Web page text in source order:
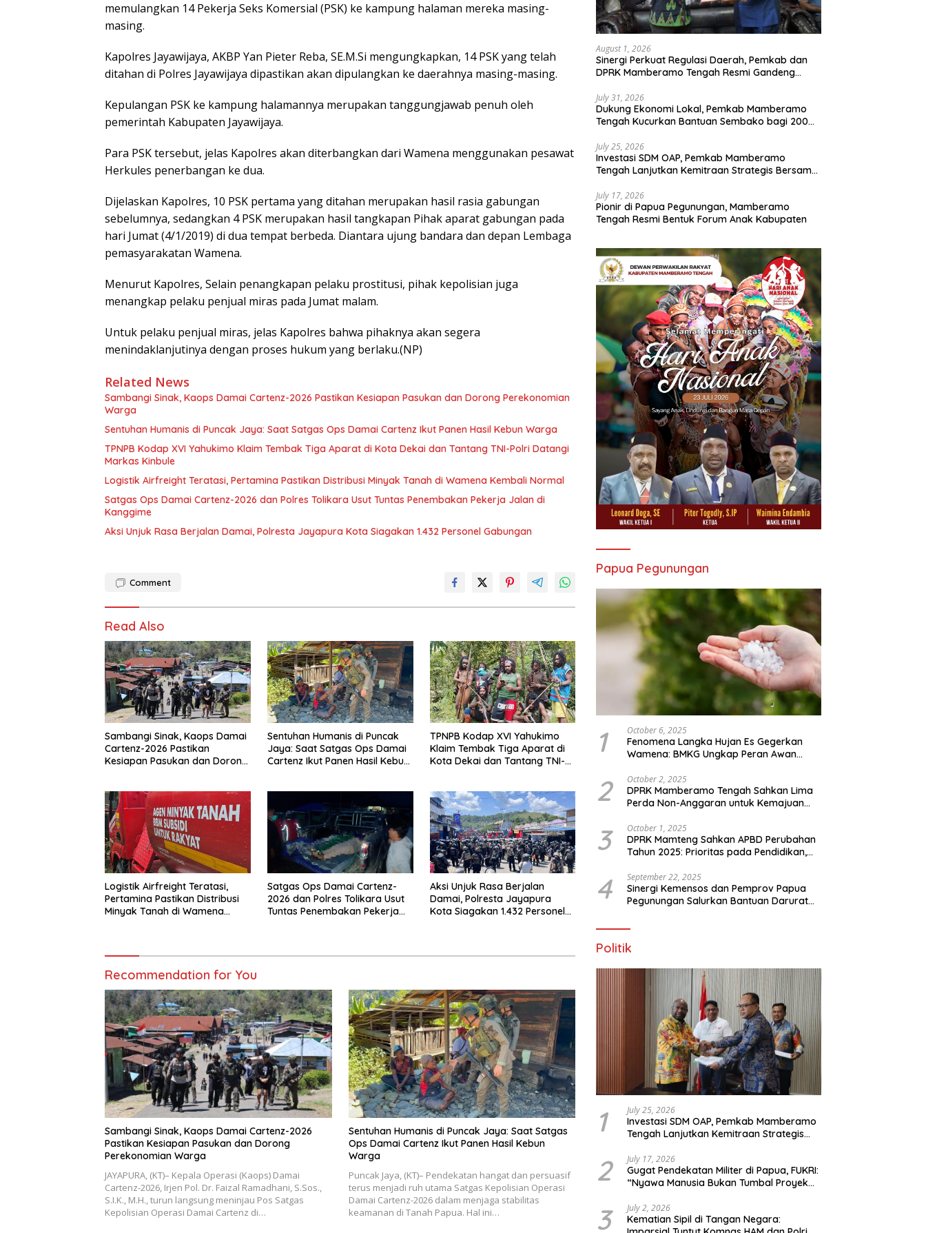
memulangkan 14 Pekerja Seks Komersial (PSK) ke kampung halaman mereka masing-
masing.
Kapolres Jayawijaya, AKBP Yan Pieter Reba, SE.M.Si mengungkapkan, 14 PSK yang telah
ditahan di Polres Jayawijaya dipastikan akan dipulangkan ke daerahnya masing-masing.
Kepulangan PSK ke kampung halamannya merupakan tanggungjawab penuh oleh
pemerintah Kabupaten Jayawijaya.
Para PSK tersebut, jelas Kapolres akan diterbangkan dari Wamena menggunakan pesawat
Herkules penerbangan ke dua.
Dijelaskan Kapolres, 10 PSK pertama yang ditahan merupakan hasil rasia gabungan
sebelumnya, sedangkan 4 PSK merupakan hasil tangkapan Pihak aparat gabungan pada
hari Jumat (4/1/2019) di dua tempat berbeda. Diantara ujung bandara dan depan Lembaga
pemasyarakatan Wamena.
Menurut Kapolres, Selain penangkapan pelaku prostitusi, pihak kepolisian juga
menangkap pelaku penjual miras pada Jumat malam.
Untuk pelaku penjual miras, jelas Kapolres bahwa pihaknya akan segera
menindaklanjutinya dengan proses hukum yang berlaku.(NP)
Related News
Sambangi Sinak, Kaops Damai Cartenz-2026 Pastikan Kesiapan Pasukan dan Dorong Perekonomian
Warga
Sentuhan Humanis di Puncak Jaya: Saat Satgas Ops Damai Cartenz Ikut Panen Hasil Kebun Warga
TPNPB Kodap XVI Yahukimo Klaim Tembak Tiga Aparat di Kota Dekai dan Tantang TNI-Polri Datangi
Markas Kinbule
Logistik Airfreight Teratasi, Pertamina Pastikan Distribusi Minyak Tanah di Wamena Kembali Normal
Satgas Ops Damai Cartenz-2026 dan Polres Tolikara Usut Tuntas Penembakan Pekerja Jalan di
Kanggime
Aksi Unjuk Rasa Berjalan Damai, Polresta Jayapura Kota Siagakan 1.432 Personel Gabungan
Comment
Read Also
Sambangi Sinak, Kaops Damai
Cartenz-2026 Pastikan
Kesiapan Pasukan dan Dorong
Sentuhan Humanis di Puncak
Jaya: Saat Satgas Ops Damai
Cartenz Ikut Panen Hasil Kebun
TPNPB Kodap XVI Yahukimo
Klaim Tembak Tiga Aparat di
Kota Dekai dan Tantang TNI-
Logistik Airfreight Teratasi,
Pertamina Pastikan Distribusi
Minyak Tanah di Wamena
Satgas Ops Damai Cartenz-
2026 dan Polres Tolikara Usut
Tuntas Penembakan Pekerja
Aksi Unjuk Rasa Berjalan
Damai, Polresta Jayapura
Kota Siagakan 1.432 Personel
Recommendation for You
Sambangi Sinak, Kaops Damai Cartenz-2026
Pastikan Kesiapan Pasukan dan Dorong
Perekonomian Warga
JAYAPURA, (KT)– Kepala Operasi (Kaops) Damai
Cartenz-2026, Irjen Pol. Dr. Faizal Ramadhani, S.Sos.,
S.I.K., M.H., turun langsung meninjau Pos Satgas
Kepolisian Operasi Damai Cartenz di…
Sentuhan Humanis di Puncak Jaya: Saat Satgas
Ops Damai Cartenz Ikut Panen Hasil Kebun
Warga
Puncak Jaya, (KT)– Pendekatan hangat dan persuasif
terus menjadi ruh utama Satgas Kepolisian Operasi
Damai Cartenz-2026 dalam menjaga stabilitas
keamanan di Tanah Papua. Hal ini…
August 1, 2026
Sinergi Perkuat Regulasi Daerah, Pemkab dan
DPRK Mamberamo Tengah Resmi Gandeng
July 31, 2026
Dukung Ekonomi Lokal, Pemkab Mamberamo
Tengah Kucurkan Bantuan Sembako bagi 200
July 25, 2026
Investasi SDM OAP, Pemkab Mamberamo
Tengah Lanjutkan Kemitraan Strategis Bersama
July 17, 2026
Pionir di Papua Pegunungan, Mamberamo
Tengah Resmi Bentuk Forum Anak Kabupaten
Papua Pegunungan
1 October 6, 2025
Fenomena Langka Hujan Es Gegerkan
Wamena: BMKG Ungkap Peran Awan
Ekstrem Peralihan Musim
2 October 2, 2025
DPRK Mamberamo Tengah Sahkan Lima
Perda Non-Anggaran untuk Kemajuan
3 October 1, 2025
DPRK Mamteng Sahkan APBD Perubahan
Tahun 2025: Prioritas pada Pendidikan,
4 September 22, 2025
Sinergi Kemensos dan Pemprov Papua
Pegunungan Salurkan Bantuan Darurat
Politik
1 July 25, 2026
Investasi SDM OAP, Pemkab Mamberamo
Tengah Lanjutkan Kemitraan Strategis
2 July 17, 2026
Gugat Pendekatan Militer di Papua, FUKRI:
“Nyawa Manusia Bukan Tumbal Proyek
3 July 2, 2026
Kematian Sipil di Tangan Negara: